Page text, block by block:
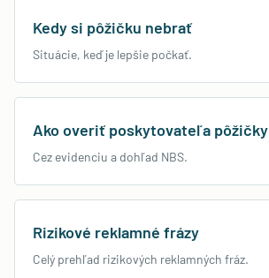
Kedy si pôžičku nebrať
Situácie, keď je lepšie počkať.
Ako overiť poskytovateľa pôžičky
Cez evidenciu a dohľad NBS.
Rizikové reklamné frázy
Celý prehľad rizikových reklamných fráz.